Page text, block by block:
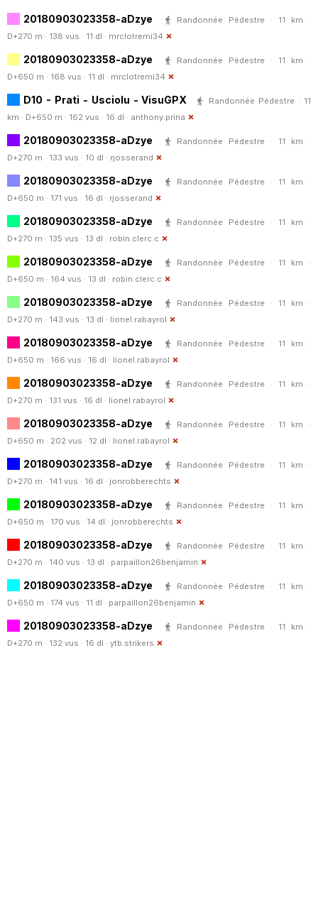
20180903023358-aDzye
Randonnée Pédestre · 11 km ·
D+270 m · 138 vus · 11 dl · mrclotremi34
20180903023358-aDzye
Randonnée Pédestre · 11 km ·
D+650 m · 168 vus · 11 dl · mrclotremi34
D10 - Prati - Usciolu - VisuGPX
Randonnée Pédestre · 11
km · D+650 m · 162 vus · 16 dl · anthony.prina
20180903023358-aDzye
Randonnée Pédestre · 11 km ·
D+270 m · 133 vus · 10 dl · rjosserand
20180903023358-aDzye
Randonnée Pédestre · 11 km ·
D+650 m · 171 vus · 16 dl · rjosserand
20180903023358-aDzye
Randonnée Pédestre · 11 km ·
D+270 m · 135 vus · 13 dl · robin.clerc.c
20180903023358-aDzye
Randonnée Pédestre · 11 km ·
D+650 m · 164 vus · 13 dl · robin.clerc.c
20180903023358-aDzye
Randonnée Pédestre · 11 km ·
D+270 m · 143 vus · 13 dl · lionel.rabayrol
20180903023358-aDzye
Randonnée Pédestre · 11 km ·
D+650 m · 166 vus · 16 dl · lionel.rabayrol
20180903023358-aDzye
Randonnée Pédestre · 11 km ·
D+270 m · 131 vus · 16 dl · lionel.rabayrol
20180903023358-aDzye
Randonnée Pédestre · 11 km ·
D+650 m · 202 vus · 12 dl · lionel.rabayrol
20180903023358-aDzye
Randonnée Pédestre · 11 km ·
D+270 m · 141 vus · 16 dl · jonrobberechts
20180903023358-aDzye
Randonnée Pédestre · 11 km ·
D+650 m · 170 vus · 14 dl · jonrobberechts
20180903023358-aDzye
Randonnée Pédestre · 11 km ·
D+270 m · 140 vus · 13 dl · parpaillon26benjamin
20180903023358-aDzye
Randonnée Pédestre · 11 km ·
D+650 m · 174 vus · 11 dl · parpaillon26benjamin
20180903023358-aDzye
Randonnée Pédestre · 11 km ·
D+270 m · 132 vus · 16 dl · ytb.strikers